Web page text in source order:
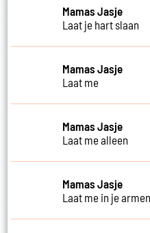
Mamas Jasje
Laat je hart slaan
Mamas Jasje
Laat me
Mamas Jasje
Laat me alleen
Mamas Jasje
Laat me in je